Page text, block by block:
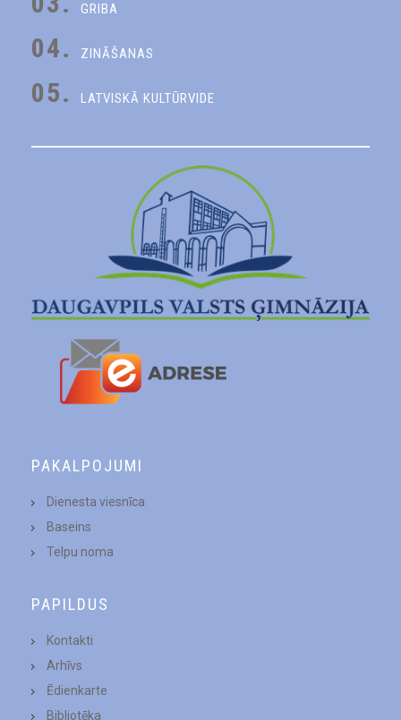
GRIBA
04. ZINĀŠANAS
05. LATVISKĀ KULTŪRVIDE
PAKALPOJUMI
Dienesta viesnīca
Baseins
Telpu noma
PAPILDUS
Kontakti
Arhīvs
Ēdienkarte
Bibliotēka